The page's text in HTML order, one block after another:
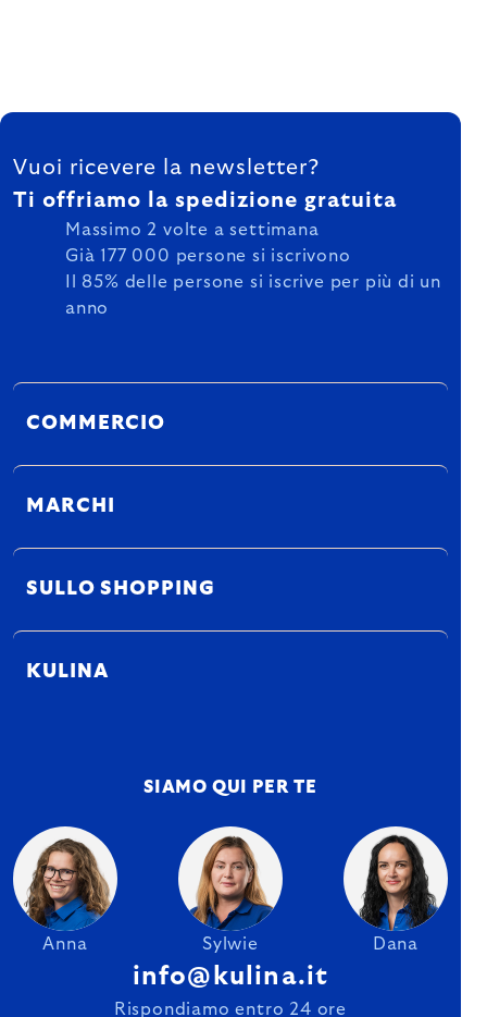
FOOTER
Vuoi ricevere la newsletter?
Ti offriamo la spedizione gratuita
Massimo 2 volte a settimana
Già 177 000 persone si iscrivono
Il 85% delle persone si iscrive per più di un
anno
COMMERCIO
MARCHI
SULLO SHOPPING
KULINA
SIAMO QUI PER TE
Anna Sylwie Dana
info@kulina.it
Rispondiamo entro 24 ore